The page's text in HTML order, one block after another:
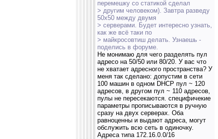
перемешку со статикой сделал
> другим человеком). Завтра разведу
50х50 между двумя
> серверами. Будет интересно узнать,
как же всё таки по
> майкросовтиш делать. Узнаешь -
поделись в форуме.
Не монимаю для чего разделять пул
адресо на 50/50 или 80/20. У вас что
не хватает адресного пространства? У
меня так сделано: допустим в сети
100 машин в одном DHCP пул ~ 120
адресов, в другом пул ~ 110 адресов,
пулы не пересекаются. специфичекие
параметры прописываются в ручную
сразу на двух серверах. Оба
равноценны и выдают адреса, могут
обслужить всю сеть в одиночку.
Адреса типа 172.16.0.0/16